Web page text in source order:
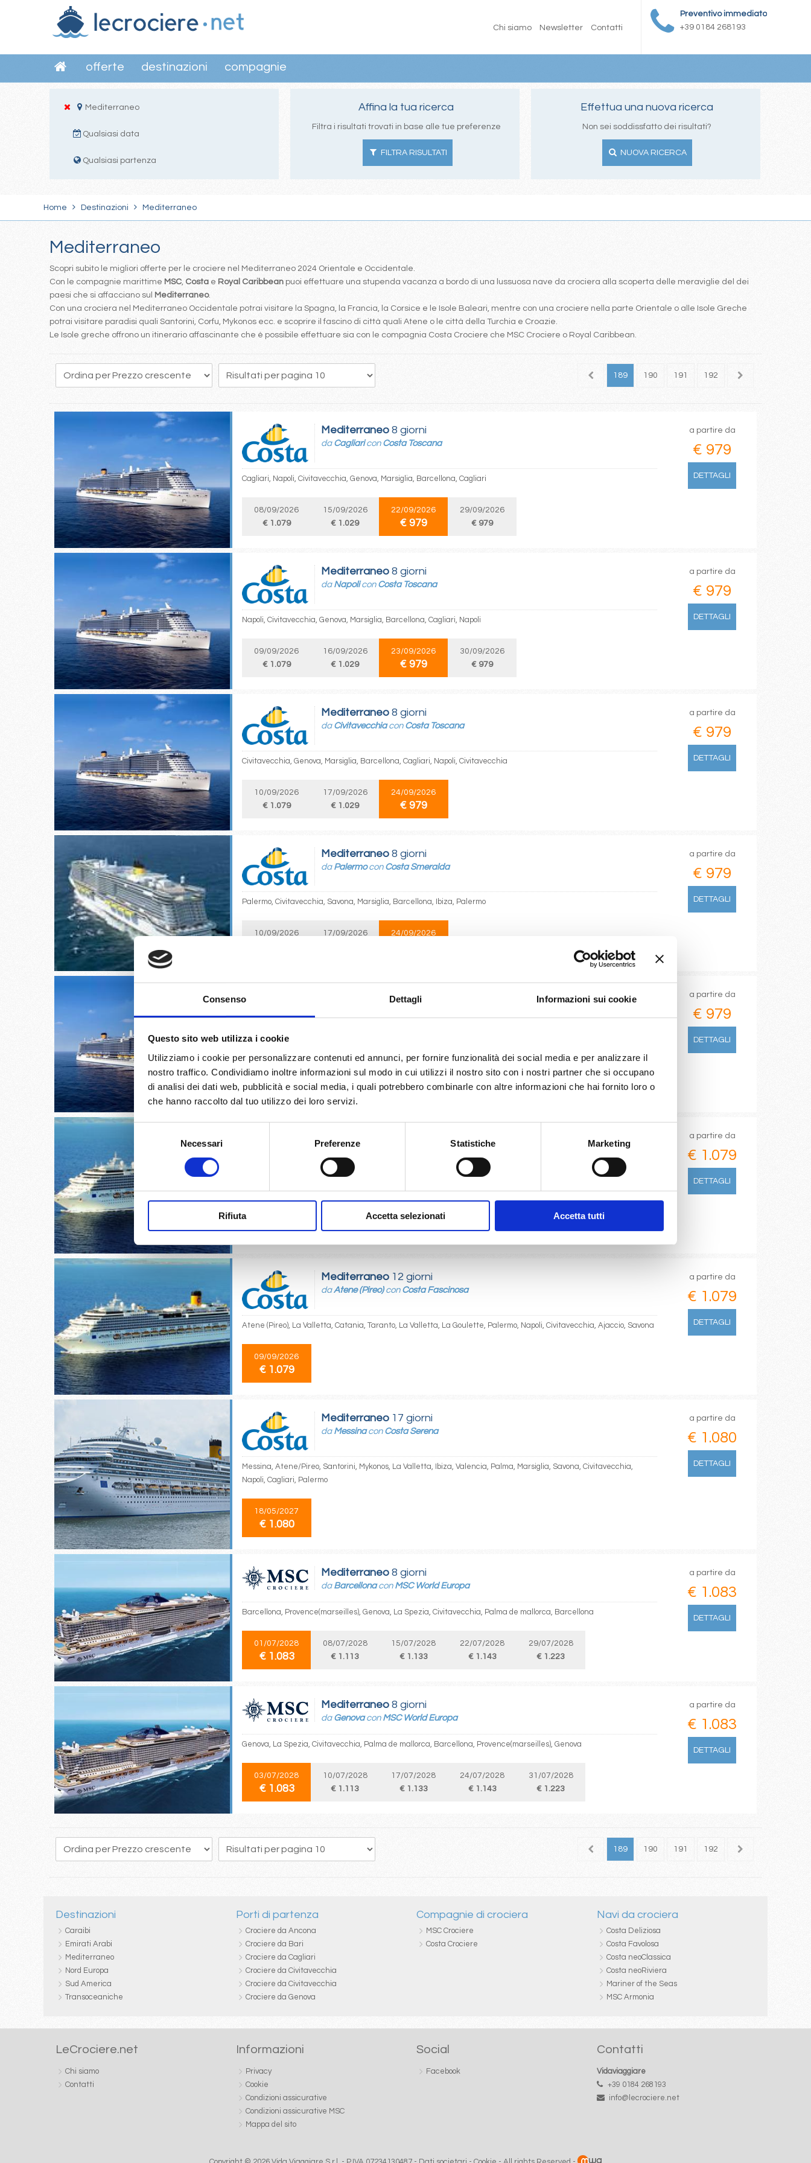
Consenso Dettagli Informazioni sui cookie
Questo sito web utilizza i cookie
Utilizziamo i cookie per personalizzare contenuti ed annunci, per fornire funzionalità dei social media e per analizzare il
nostro traffico. Condividiamo inoltre informazioni sul modo in cui utilizzi il nostro sito con i nostri partner che si occupano
di analisi dei dati web, pubblicità e social media, i quali potrebbero combinarle con altre informazioni che hai fornito loro o
che hanno raccolto dal tuo utilizzo dei loro servizi.
Necessari Preferenze Statistiche Marketing
Rifiuta Accetta selezionati Accetta tutti
Preventivo immediato
+39 0184 268193
Chi siamo Newsletter Contatti
offerte destinazioni compagnie
Mediterraneo
Qualsiasi data
Qualsiasi partenza
Affina la tua ricerca
Filtra i risultati trovati in base alle tue preferenze
FILTRA RISULTATI
Effettua una nuova ricerca
Non sei soddissfatto dei risultati?
NUOVA RICERCA
Home Destinazioni Mediterraneo
Mediterraneo
Scopri subito le migliori offerte per le crociere nel Mediterraneo 2024 Orientale e Occidentale.
Con le compagnie marittime MSC, Costa e Royal Caribbean puoi effettuare una stupenda vacanza a bordo di una lussuosa nave da crociera alla scoperta delle meraviglie del dei
paesi che si affacciano sul
Mediterraneo.
Con una crociera nel Mediterraneo Occidentale potrai visitare la Spagna, la Francia, la Corsice e le Isole Baleari, mentre con una crociere nella parte Orientale o alle Isole Greche
potrai visitare paradisi quali Santorini, Corfu, Mykonos ecc. e scoprire il fascino di città quali Atene o le città della Turchia e Croazie.
Le Isole greche offrono un itinerario affascinante che è possibile effettuare sia con le compagnia Costa Crociere che MSC Crociere o Royal Caribbean.
171 172 173 174 175 176 177 178 179 181 188 189 190 191 192 193
Mediterraneo 8 giorni
da Cagliaricon Costa Toscana
Cagliari, Napoli, Civitavecchia, Genova, Marsiglia, Barcellona, Cagliari
08/09/2026
€ 1.079
15/09/2026
€ 1.029
22/09/2026
€ 979
29/09/2026
€ 979
a partire da
€ 979
DETTAGLI
Mediterraneo 8 giorni
da Napolicon Costa Toscana
Napoli, Civitavecchia, Genova, Marsiglia, Barcellona, Cagliari, Napoli
09/09/2026
€ 1.079
16/09/2026
€ 1.029
23/09/2026
€ 979
30/09/2026
€ 979
a partire da
€ 979
DETTAGLI
Mediterraneo 8 giorni
da Civitavecchiacon Costa Toscana
Civitavecchia, Genova, Marsiglia, Barcellona, Cagliari, Napoli, Civitavecchia
10/09/2026
€ 1.079
17/09/2026
€ 1.029
24/09/2026
€ 979
a partire da
€ 979
DETTAGLI
Mediterraneo 8 giorni
da Palermocon Costa Smeralda
Palermo, Civitavecchia, Savona, Marsiglia, Barcellona, Ibiza, Palermo
10/09/2026
17/09/2026
24/09/2026
a partire da
€ 979
DETTAGLI
8 giorni
Genova, Marsiglia, Barcellona, Cagliari, Napoli, Civitavecchia, Genova
11/09/2026
€ 1.079
18/09/2026
€ 1.029
25/09/2026
€ 979
a partire da
€ 979
DETTAGLI
daTaranto
€ 1.079
a partire da
€ 1.079
DETTAGLI
Mediterraneo 12 giorni
daAtene (Pireo)con Costa Fascinosa
Atene (Pireo), La Valletta, Catania, Taranto, La Valletta, La Goulette, Palermo, Napoli, Civitavecchia, Ajaccio, Savona
09/09/2026
€ 1.079
a partire da
€ 1.079
DETTAGLI
Mediterraneo 17 giorni
da Messinacon Costa Serena
Messina, Atene/Pireo, Santorini, Mykonos, La Valletta, Ibiza, Valencia, Palma, Marsiglia, Savona, Civitavecchia,
Napoli, Cagliari, Palermo
18/05/2027
€ 1.080
a partire da
€ 1.080
DETTAGLI
Mediterraneo 8 giorni
da Barcellonacon MSC World Europa
Barcellona, Provence(marseilles), Genova, La Spezia, Civitavecchia, Palma de mallorca, Barcellona
01/07/2028
€ 1.083
08/07/2028
€ 1.113
15/07/2028
€ 1.133
22/07/2028
€ 1.143
29/07/2028
€ 1.223
a partire da
€ 1.083
DETTAGLI
Mediterraneo 8 giorni
da Genovacon MSC World Europa
Genova, La Spezia, Civitavecchia, Palma de mallorca, Barcellona, Provence(marseilles), Genova
03/07/2028
€ 1.083
10/07/2028
€ 1.113
17/07/2028
€ 1.133
24/07/2028
€ 1.143
31/07/2028
€ 1.223
a partire da
€ 1.083
DETTAGLI
171 172 173 174 175 176 177 178 179 181 188 189 190 191 192 193
Destinazioni
Caraibi
Emirati Arabi
Mediterraneo
Nord Europa
Sud America
Transoceaniche
Porti di partenza
Crociere da Ancona
Crociere da Bari
Crociere da Cagliari
Crociere da Civitavecchia
Crociere da Civitavecchia
Crociere da Genova
Compagnie di crociera
MSC Crociere
Costa Crociere
Navi da crociera
Costa Deliziosa
Costa Favolosa
Costa neoClassica
Costa neoRiviera
Mariner of the Seas
MSC Armonia
LeCrociere.net
Chi siamo
Contatti
Informazioni
Privacy
Cookie
Condizioni assicurative
Condizioni assicurative MSC
Mappa del sito
Social
Facebook
Contatti
Vidaviaggiare
+39 0184 268193
info@lecrociere.net